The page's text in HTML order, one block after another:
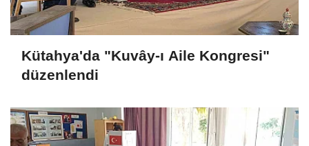
Kütahya'da "Kuvây-ı Aile Kongresi"
düzenlendi